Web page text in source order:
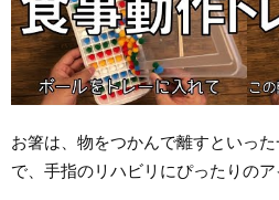
お箸は、物をつかんで離すといっ
で、手指のリハビリにぴったりのア